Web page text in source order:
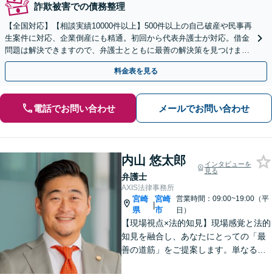
詐欺被害での債務整理
【全国対応】【相談実績10000件以上】500件以上の自己破産や民事再
生案件に対応、企業倒産にも精通。初回から代表弁護士が対応。借金
問題は解決できますので、弁護士とともに最善の解決策を見つけまし
ょう【初回相談無料】【法テラス利用可】
料金表を見る
電話でお問い合わせ メールでお問い合わせ
内山 悠太郎
弁護士
インタビューを
見る
AXIS法律事務所
宮崎
県
|
宮崎
市
営業時間：09:00~19:00（平
日）
【現場視点×法的知見】現場感覚と法的
知見を融合し、あなたにとっての「最
善の道筋」をご提案します。単なるリ